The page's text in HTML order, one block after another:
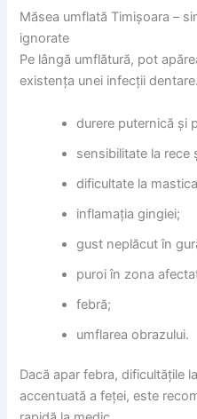
Măsea umflată Timișoara –
ignorate
Pe lângă umflătură, pot
existența unei infecții dentare.
durere puternică și
sensibilitate la rece
dificultate la
inflamația gingiei;
gust neplăcut în
puroi în zona
febră;
umflarea obrazului.
Dacă apar febra, dificultățile
accentuată a feței, este